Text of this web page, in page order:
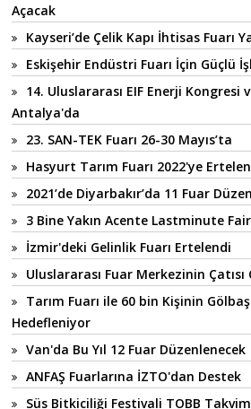
Açacak
Kayseri’de Çelik Kapı İhtisas Fuarı
Eskişehir Endüstri Fuarı İçin Güçlü
14. Uluslararası EIF Enerji Kongresi
Antalya'da
23. SAN-TEK Fuarı 26-30 Mayıs’ta
Hasyurt Tarım Fuarı 2022'ye
2021’de Diyarbakır’da 11 Fuar
3 Bine Yakın Acente Lastminute
İzmir'deki Gelinlik Fuarı Ertelendi
Uluslararası Fuar Merkezinin Çatısı
Tarım Fuarı ile 60 bin Kişinin
Hedefleniyor
Van'da Bu Yıl 12 Fuar Düzenlenecek
ANFAŞ Fuarlarına İZTO'dan Destek
Süs Bitkiciliği Festivali TOBB